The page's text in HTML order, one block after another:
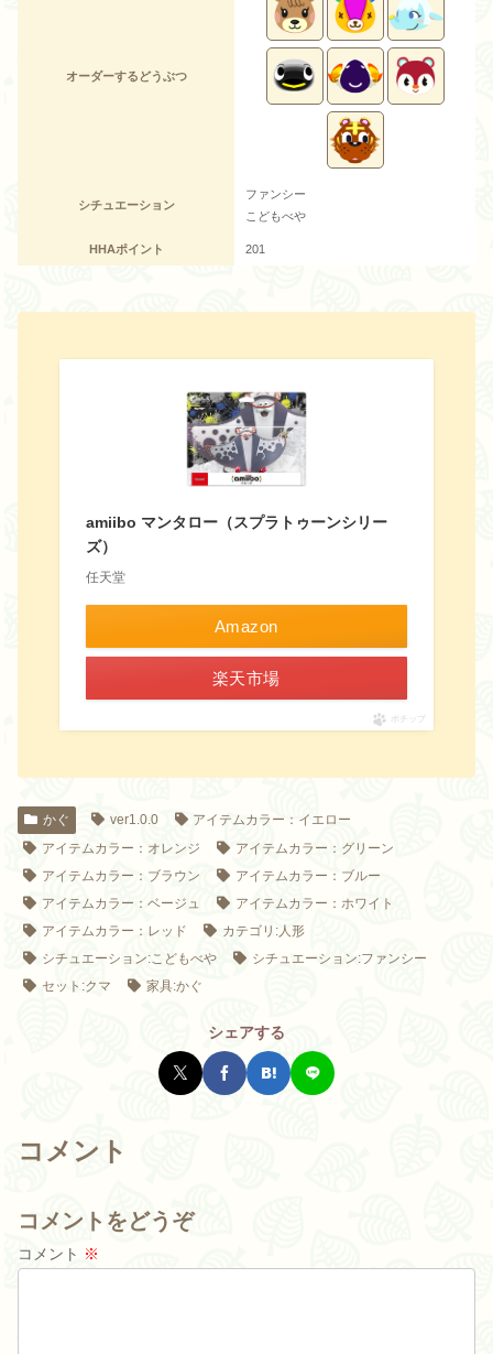
オーダーするどうぶつ
シチュエーション
ファンシー
こどもべや
HHAポイント 201
amiibo マンタロー（スプラトゥーンシリー
ズ）
任天堂
Amazon
楽天市場
ポチップ
かぐ ver1.0.0
アイテムカラー：イエロー
アイテムカラー：オレンジ
アイテムカラー：グリーン
アイテムカラー：ブラウン
アイテムカラー：ブルー
アイテムカラー：ベージュ
アイテムカラー：ホワイト
アイテムカラー：レッド
カテゴリ:人形
シチュエーション:こどもべや
シチュエーション:ファンシー
セット:クマ
家具:かぐ
シェアする
コメント
コメントをどうぞ
コメント ※